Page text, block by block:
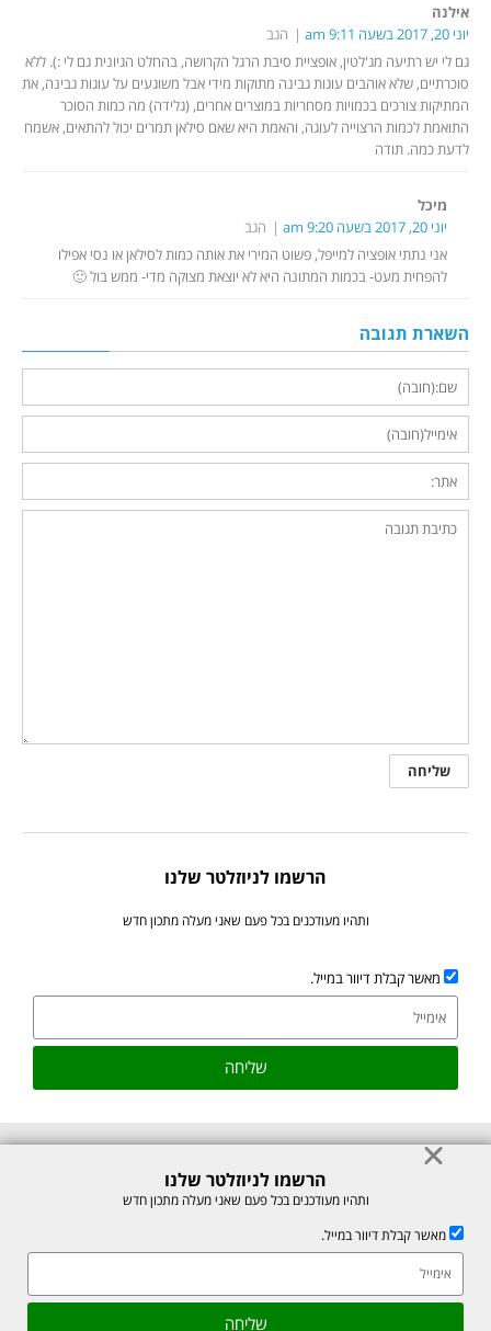
אילנה
יוני 20, 2017 בשעה 9:11 am
הגב
גם לי יש רתיעה מג'לטין, אופציית סיבת הרגל הקרושה, בהחלט הגיונית גם לי :). ללא
סוכרתיים, שלא אוהבים עוגות גבינה מתוקות מידי אבל משוגעים על עוגות גבינה, את
המתיקות צורכים בכמויות מסחריות במוצרים אחרים, (גלידה) מה כמות הסוכר
התואמת לכמות הרצוייה לעוגה, והאמת היא שאם סילאן תמרים יכול להתאים, אשמח
לדעת כמה. תודה
מיכל
יוני 20, 2017 בשעה 9:20 am
הגב
אני נתתי אופציה למייפל, פשוט המירי את אותה כמות לסילאן או נסי אפילו
להפחית מעט- בכמות המתונה היא לא יוצאת מצוקה מדי- ממש בול 🙂
השארת תגובה
הרשמו לניוזלטר שלנו
ותהיו מעודכנים בכל פעם שאני מעלה מתכון חדש
מאשר קבלת דיוור במייל.
שליחה
© כל הזכויות לתוכן באתר שמורות למיכל רוזנבך 2026. אין להעתיק או לשכפל
אתר זה מוגן על ידי reCAPTCHA של חברת Google, לצפייה ב-
גלילה
הרשמו לניוזלטר שלנו
ותהיו מעודכנים בכל פעם שאני מעלה מתכון חדש
מאשר קבלת דיוור במייל.
שליחה